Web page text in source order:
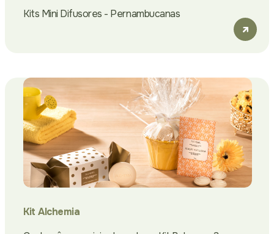
Kits Mini Difusores - Pernambucanas
Kit Alchemia